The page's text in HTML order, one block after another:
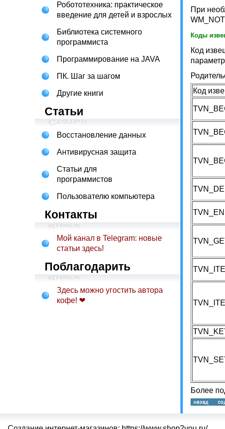
Робототехника: практическое
введение для детей и взрослых
Библиотека системного
программиста
Программирование на JAVA
ПК. Шаг за шагом
Другие книги
Статьи
Восстановление данных
Антивирусная защита
Статьи для
программистов
Пользователю компьютера
Контакты
Мой канал в Telegram: новые
статьи здесь!
Поблагодарить
Здесь можно угостить автора
кофе! ❤
При
Коды
Код
Код
Более